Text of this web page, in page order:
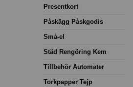
Presentkort
Påskägg Påskgodis
Små-el
Städ Rengöring Kem
Tillbehör Automater
Torkpapper Tejp